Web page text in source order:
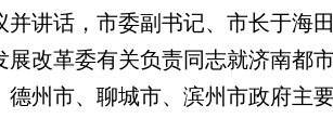
讲话，市委副书记、市长于海
改革委有关负责同志就济南都
州市、聊城市、滨州市政府主